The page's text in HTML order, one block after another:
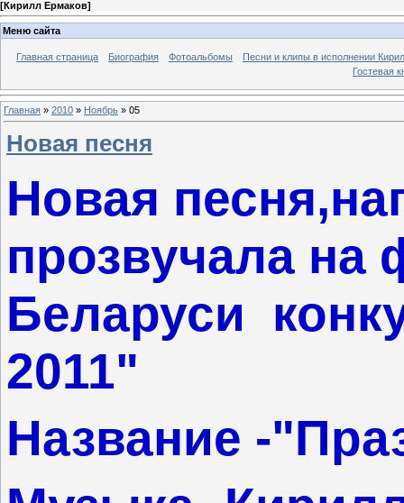
[Кирилл Ермаков]
Меню сайта
Главная страница Биография Фотоальбомы
Песни и клипы в исполнении
Гостевая
Главная » 2010 » Ноябрь » 05
Новая песня
Новая
прозвучала на
Беларуси
2011"
Название -